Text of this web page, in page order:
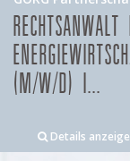
(M/W/D) I...
Details